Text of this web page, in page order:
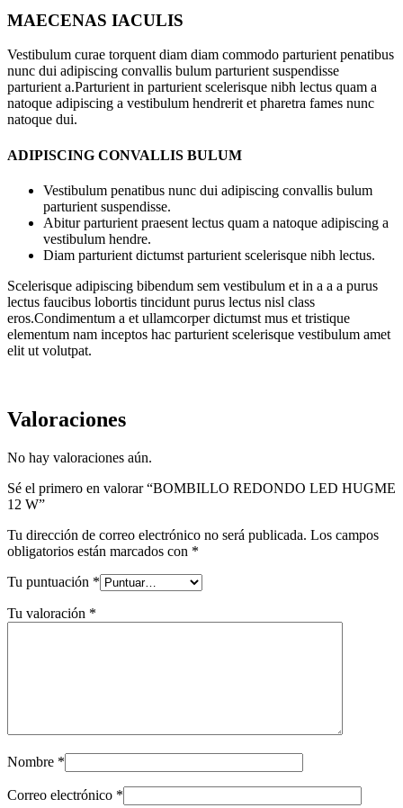
MAECENAS IACULIS
Vestibulum curae torquent diam diam commodo parturient penatibus
nunc dui adipiscing convallis bulum parturient suspendisse
parturient a.Parturient in parturient scelerisque nibh lectus quam a
natoque adipiscing a vestibulum hendrerit et pharetra fames nunc
natoque dui.
ADIPISCING CONVALLIS BULUM
Vestibulum penatibus nunc dui adipiscing convallis bulum
parturient suspendisse.
Abitur parturient praesent lectus quam a natoque adipiscing a
vestibulum hendre.
Diam parturient dictumst parturient scelerisque nibh lectus.
Scelerisque adipiscing bibendum sem vestibulum et in a a a purus
lectus faucibus lobortis tincidunt purus lectus nisl class
eros.Condimentum a et ullamcorper dictumst mus et tristique
elementum nam inceptos hac parturient scelerisque vestibulum amet
elit ut volutpat.
Valoraciones
No hay valoraciones aún.
Sé el primero en valorar “BOMBILLO REDONDO LED HUGME
12 W”
Tu dirección de correo electrónico no será publicada. Los campos
obligatorios están marcados con *
Tu puntuación *
Tu valoración *
Nombre *
Correo electrónico *